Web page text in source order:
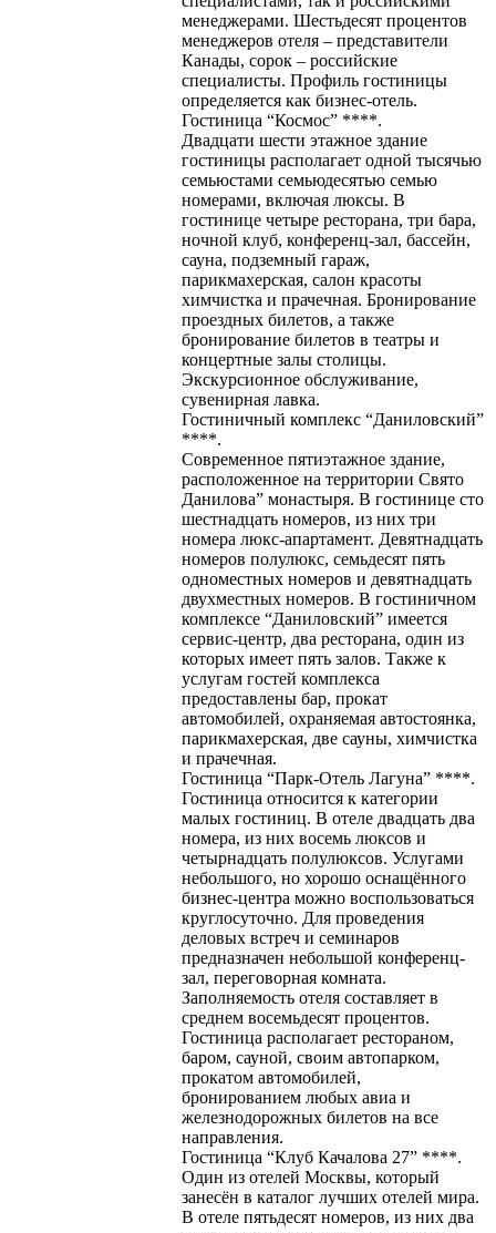
менеджерами. Шестьдесят процентов
менеджеров отеля – представители
Канады, сорок – российские
специалисты. Профиль гостиницы
определяется как бизнес-отель.
Гостиница “Космос” ****.
Двадцати шести этажное здание
гостиницы располагает одной тысячью
семьюстами семьюдесятью семью
номерами, включая люксы. В
гостинице четыре ресторана, три бара,
ночной клуб, конференц-зал, бассейн,
сауна, подземный гараж,
парикмахерская, салон красоты
химчистка и прачечная. Бронирование
проездных билетов, а также
бронирование билетов в театры и
концертные залы столицы.
Экскурсионное обслуживание,
сувенирная лавка.
Гостиничный комплекс “Даниловский”
****.
Современное пятиэтажное здание,
расположенное на территории Свято
Данилова” монастыря. В гостинице сто
шестнадцать номеров, из них три
номера люкс-апартамент. Девятнадцать
номеров полулюкс, семьдесят пять
одноместных номеров и девятнадцать
двухместных номеров. В гостиничном
комплексе “Даниловский” имеется
сервис-центр, два ресторана, один из
которых имеет пять залов. Также к
услугам гостей комплекса
предоставлены бар, прокат
автомобилей, охраняемая автостоянка,
парикмахерская, две сауны, химчистка
и прачечная.
Гостиница “Парк-Отель Лагуна” ****.
Гостиница относится к категории
малых гостиниц. В отеле двадцать два
номера, из них восемь люксов и
четырнадцать полулюксов. Услугами
небольшого, но хорошо оснащённого
бизнес-центра можно воспользоваться
круглосуточно. Для проведения
деловых встреч и семинаров
предназначен небольшой конференц-
зал, переговорная комната.
Заполняемость отеля составляет в
среднем восемьдесят процентов.
Гостиница располагает рестораном,
баром, сауной, своим автопарком,
прокатом автомобилей,
бронированием любых авиа и
железнодорожных билетов на все
направления.
Гостиница “Клуб Качалова 27” ****.
Один из отелей Москвы, который
занесён в каталог лучших отелей мира.
В отеле пятьдесят номеров, из них два